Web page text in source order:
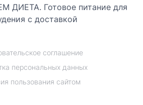
ДИЕТА. Готовое питание для
с доставкой
соглашение
персональных данных
пользования сайтом